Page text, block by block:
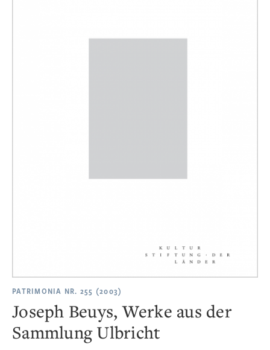
PATRIMONIA NR. 255 (2003)
Joseph Beuys, Werke aus der
Sammlung Ulbricht